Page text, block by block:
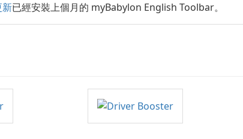
新已經安裝上個月的 myBabylon English Toolbar。